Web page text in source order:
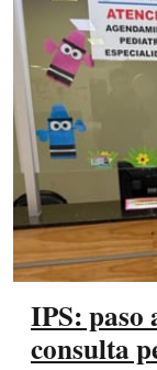
IPS: paso
consulta